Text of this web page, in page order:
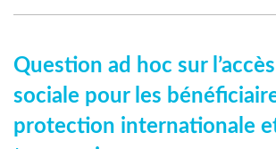
Question ad hoc sur l’accès
sociale pour les
protection internationale